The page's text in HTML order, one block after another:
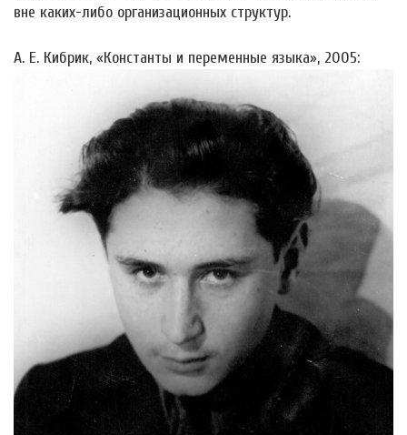
вне каких-либо организационных структур.
А. Е. Кибрик, «Константы и переменные языка», 2005: